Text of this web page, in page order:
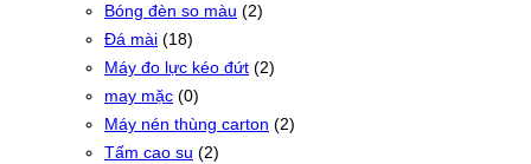
Bóng đèn so màu (2)
Đá mài (18)
Máy đo lực kéo đứt (2)
may mặc (0)
Máy nén thùng carton (2)
Tấm cao su (2)